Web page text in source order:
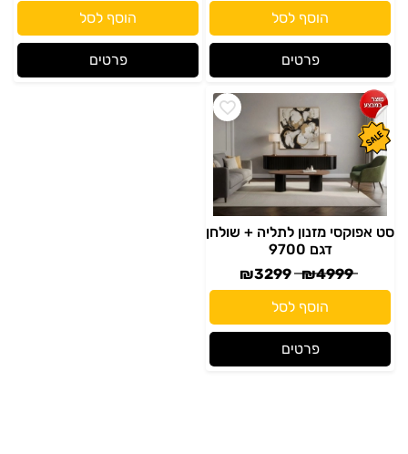
הוסף לסל
פרטים
הוסף לסל
פרטים
סט אפוקסי מזנון לתליה + שולחן
דגם 9700
₪4999
₪3299
הוסף לסל
פרטים